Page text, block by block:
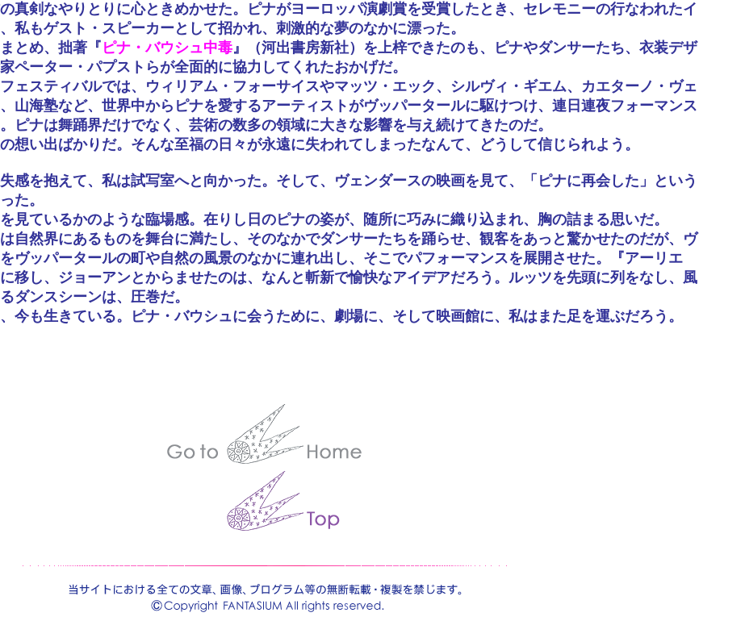
真剣なやりとりに心ときめかせた。ピナがヨーロッパ演劇賞を受賞したとき、セレモニーの行なわれたイ
私もゲスト・スピーカーとして招かれ、刺激的な夢のなかに漂った。
とめ、拙著『 ピナ・バウシュ中毒』（河出書房新社）を上梓できたのも、ピナやダンサーたち、衣装デザ
ペーター・パプストらが全面的に協力してくれたおかげだ。
ェスティバルでは、ウィリアム・フォーサイスやマッツ・エック、シルヴィ・ギエム、カエターノ・ヴェ
山海塾など、世界中からピナを愛するアーティストがヴッパータールに駆けつけ、連日連夜フォーマンス
ピナは舞踊界だけでなく、芸術の数多の領域に大きな影響を与え続けてきたのだ。
想い出ばかりだ。そんな至福の日々が永遠に失われてしまったなんて、どうして信じられよう。
感を抱えて、私は試写室へと向かった。そして、ヴェンダースの映画を見て、「ピナに再会した」という
た。
見ているかのような臨場感。在りし日のピナの姿が、随所に巧みに織り込まれ、胸の詰まる思いだ。
自然界にあるものを舞台に満たし、そのなかでダンサーたちを踊らせ、観客をあっと驚かせたのだが、ヴ
ヴッパータールの町や自然の風景のなかに連れ出し、そこでパフォーマンスを展開させた。『アーリエ
移し、ジョーアンとからませたのは、なんと斬新で愉快なアイデアだろう。ルッツを先頭に列をなし、風
ダンスシーンは、圧巻だ。
今も生きている。ピナ・バウシュに会うために、劇場に、そして映画館に、私はまた足を運ぶだろう。